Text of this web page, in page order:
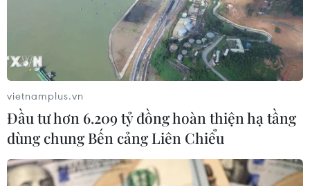
vietnamplus.vn
Đầu tư hơn 6.209 tỷ đồng hoàn thiện hạ tầng
dùng chung Bến cảng Liên Chiểu